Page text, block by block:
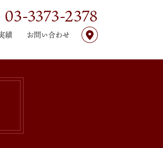
03-3373-2378
績 お問い合わせ